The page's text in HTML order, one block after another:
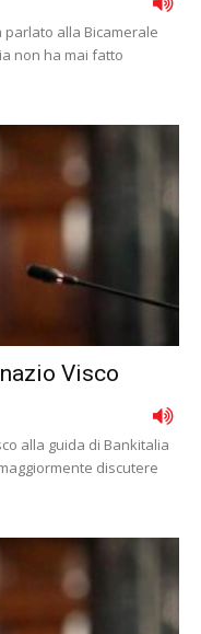
parlato alla Bicamerale
non ha mai fatto
Visco
alla guida di Bankitalia
discutere